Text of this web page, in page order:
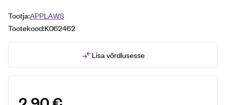
Tootja:APPLAWS
Tootekood:K062462
Lisa võrdlusesse